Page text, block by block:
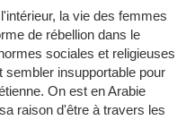
la vie des femmes
de rébellion dans le
sociales et religieuses
insupportable pour
On est en Arabie
raison d'être à travers les